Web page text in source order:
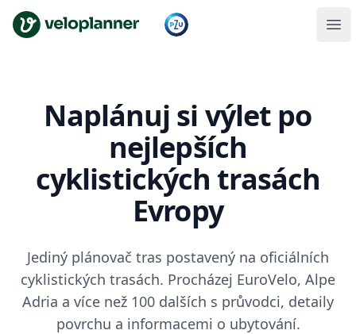
VeloPlanner
Naplánuj si výlet po
nejlepších
cyklistických trasách
Evropy
Jediný plánovač tras postavený na oficiálních
cyklistických trasách. Procházej EuroVelo, Alpe
Adria a více než 100 dalších s průvodci, detaily
povrchu a informacemi o ubytování.